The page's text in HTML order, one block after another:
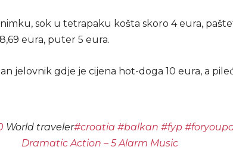
sok u tetrapaku košta skoro 4 eura,
eura, puter 5 eura.
jelovnik gdje je cijena hot-doga 10 eura, a
World traveler#croatia #balkan #fyp
Dramatic Action – 5 Alarm Music